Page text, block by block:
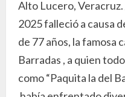
Alto Lucero,
2025 falleció a causa
de 77 años, la famosa
Barradas , a quien
como “Paquita la del